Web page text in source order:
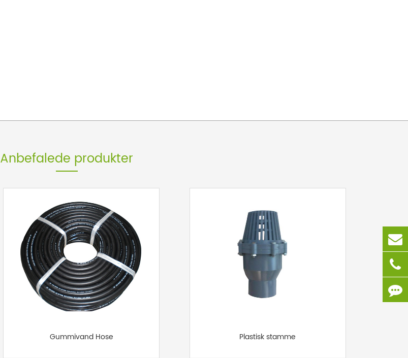
Anbefalede produkter
Gummivand Hose Plastisk stamme